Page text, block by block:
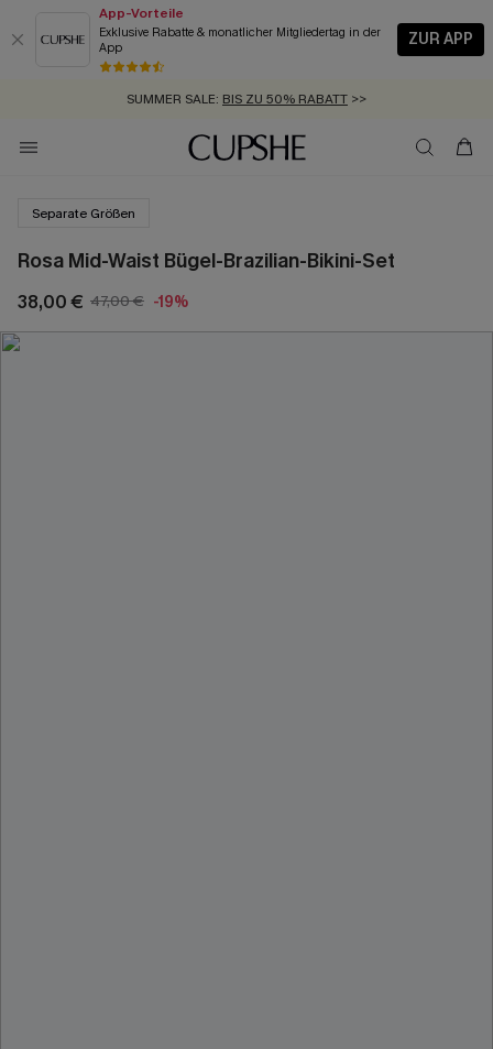
App-Vorteile
Exklusive Rabatte & monatlicher Mitgliedertag in der
App
ZUR APP
GRATIS MASSBAND MIT JEDEM SCHNELLVERSAND-ARTIKEL >>
SUMMER SALE: BIS ZU 50% RABATT >>
ZUM NEWSLETTER:BIS ZU -20% EXTRA ERHALTEN
KOSTENLOSER VERSAND AB 89 €
Separate Größen
Rosa Mid-Waist Bügel-Brazilian-Bikini-Set
38,00 € 47,00 € -19%